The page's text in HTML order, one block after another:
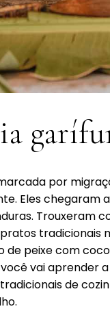
por
Eles chegaram
Trouxeram
tradicionais
de peixe com
vai aprender
de